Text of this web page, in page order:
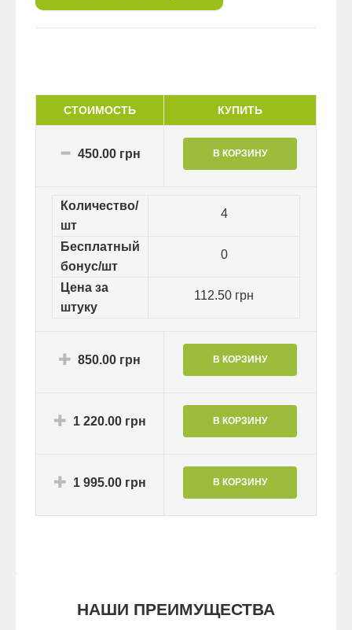
СТОИМОСТЬ КУПИТЬ
450.00 грн
Количество/
шт
4
Бесплатный
бонус/шт
0
Цена за
штуку
112.50 грн
850.00 грн
1 220.00 грн
1 995.00 грн
НАШИ ПРЕИМУЩЕСТВА